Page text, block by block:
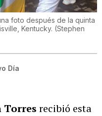
foto después de la quinta
Kentucky. (Stephen
Día
Torres recibió esta